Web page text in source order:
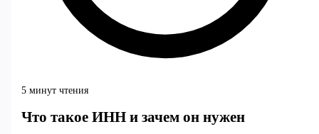
5 минут чтения
Что такое ИНН и зачем он нужен